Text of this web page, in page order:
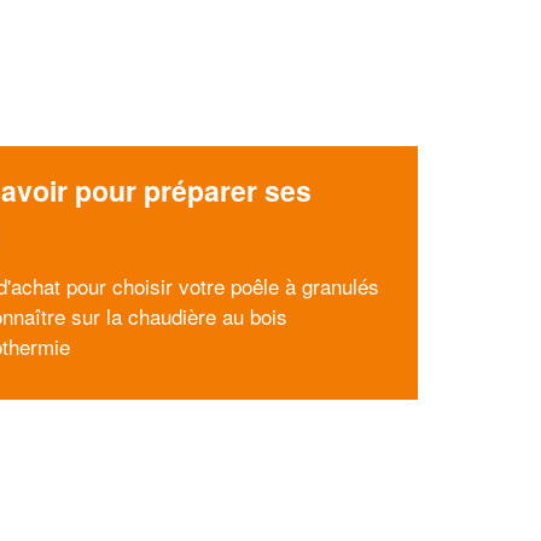
pour préparer ses
pour choisir votre poêle à granulés
sur la chaudière au bois